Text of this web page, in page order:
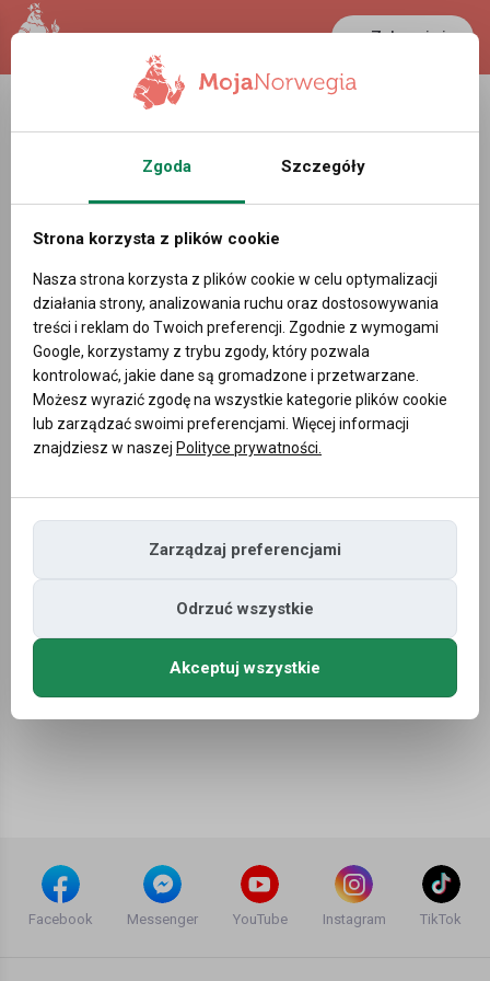
Zaloguj się
LANCASTER
28 °C 0.3888 PLN
Oferty pracy w Rauland Norwegia
Powiadom mnie o nowych ofertach pracy
DODAJ OFERTĘ PRACY
Filtry
Sortowanie domyślne
Niestety nie znaleziono ofert pracy dla wyszukiwania ...
Facebook Messenger YouTube Instagram TikTok
Zgoda Szczegóły
Strona korzysta z plików cookie
Nasza strona korzysta z plików cookie w celu optymalizacji
działania strony, analizowania ruchu oraz dostosowywania
treści i reklam do Twoich preferencji. Zgodnie z wymogami
Google, korzystamy z trybu zgody, który pozwala
kontrolować, jakie dane są gromadzone i przetwarzane.
Możesz wyrazić zgodę na wszystkie kategorie plików cookie
lub zarządzać swoimi preferencjami. Więcej informacji
znajdziesz w naszej Polityce prywatności.
Zarządzaj preferencjami
Odrzuć wszystkie
Akceptuj wszystkie